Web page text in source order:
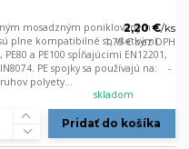
mosadzným poniklovaným
plne kompatibilné so všetkými
PE80 a PE100 spĺňajúcimi EN12201,
PE spojky sa používajú na: -
polyety...
2,20 €/ks
1,79 €bez DPH
skladom
Pridať do košíka